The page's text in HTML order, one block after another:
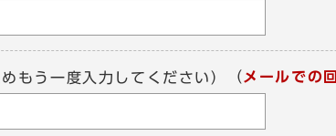
もう一度入力してください） （メールでの